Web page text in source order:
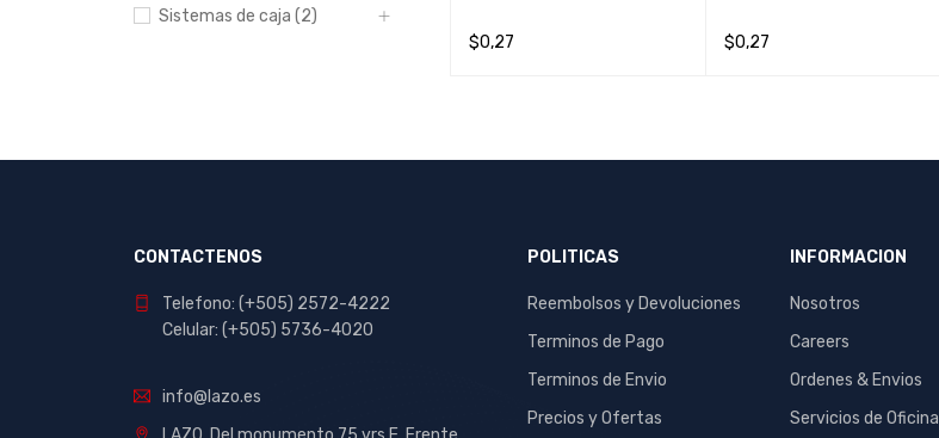
Sistemas de caja (2)
BRANDS
Abc
Ablerex
$0,27 $0,27
CONTACTENOS
Telefono: (+505) 2572-4222
Celular: (+505) 5736-4020
info@lazo.es
POLITICAS
Reembolsos y Devoluciones
Terminos de Pago
Terminos de Envio
Precios y Ofertas
INFORMACION
Nosotros
Careers
Ordenes & Envios
Servicios de Oficina